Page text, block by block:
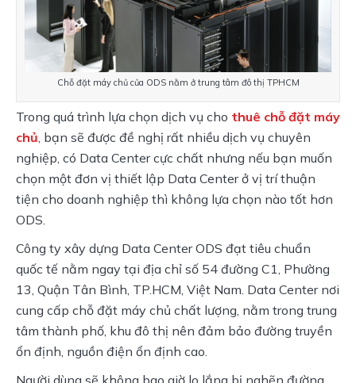
Chỗ đặt máy chủ của ODS nằm ở trung tâm đô thị TPHCM
Trong quá trình lựa chọn dịch vụ cho thuê chỗ đặt máy
chủ, bạn sẽ được đề nghị rất nhiều dịch vụ chuyên
nghiệp, có Data Center cực chất nhưng nếu bạn muốn
chọn một đơn vị thiết lập Data Center ở vị trí thuận
tiện cho doanh nghiệp thì không lựa chọn nào tốt hơn
ODS.
Công ty xây dựng Data Center ODS đạt tiêu chuẩn
quốc tế nằm ngay tại địa chỉ số 54 đường C1, Phường
13, Quận Tân Bình, TP.HCM, Việt Nam. Data Center nơi
cung cấp chỗ đặt máy chủ chất lượng, nằm trong trung
tâm thành phố, khu đô thị nên đảm bảo đường truyền
ổn định, nguồn điện ổn định cao.